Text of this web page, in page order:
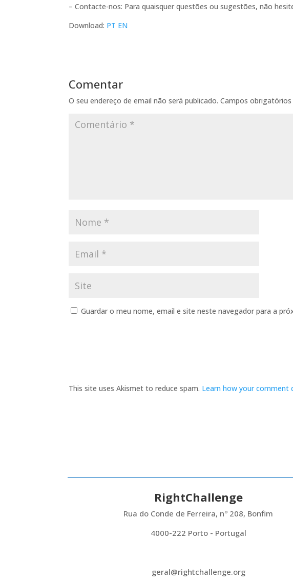
– Contacte-nos: Para quaisquer questões ou sugestões, não
Download: PT EN
Comentar
O seu endereço de email não será publicado. Campos
Guardar o meu nome, email e site neste navegador para a
This site uses Akismet to reduce spam. Learn how your comment
RightChallenge
Rua do Conde de Ferreira, nº 208, Bonfim
4000-222 Porto - Portugal
geral@rightchallenge.org